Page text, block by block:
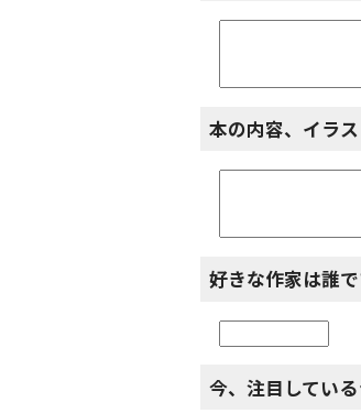
本の内容、イラ
好きな作家は誰で
今、注目してい